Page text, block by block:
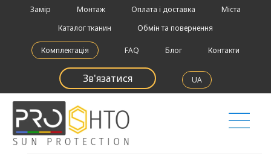
Замір Монтаж Оплата і доставка
Міста
Каталог тканин
Обмін та повернення
Комплектація FAQ Блог Контакти
Зв'язатися UA